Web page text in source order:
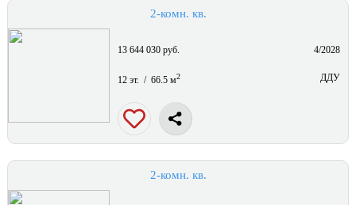
2-комн. кв.
13 644 030 руб. 4/2028
12 эт. / 66.5 м2 ДДУ
2-комн. кв.